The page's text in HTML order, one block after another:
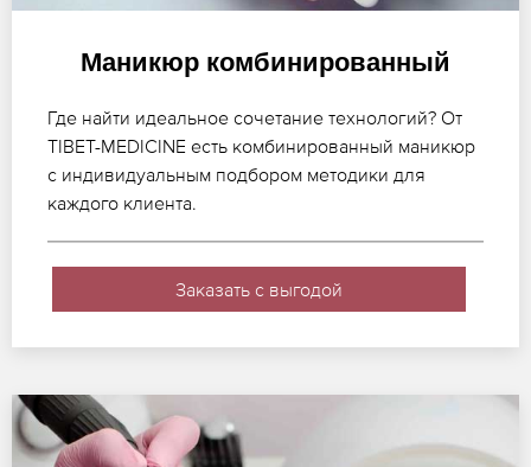
Маникюр комбинированный
Где найти идеальное сочетание технологий? От
TIBET-MEDICINE есть комбинированный маникюр
с индивидуальным подбором методики для
каждого клиента.
Заказать с выгодой